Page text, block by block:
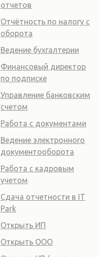
отчетов
Отчётность по налогу с
оборота
Ведение бухгалтерии
Финансовый директор
по подписке
Управление банковским
счетом
Работа с документами
Ведение электронного
документооборота
Работа с кадровым
учетом
Сдача отчетности в IT
Park
Открыть ИП
Открыть ООО